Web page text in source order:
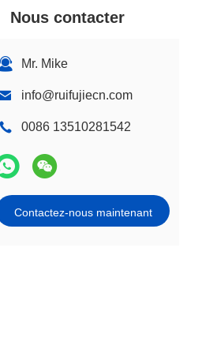
Nous contacter
Mr. Mike
info@ruifujiecn.com
0086 13510281542
Contactez-nous maintenant